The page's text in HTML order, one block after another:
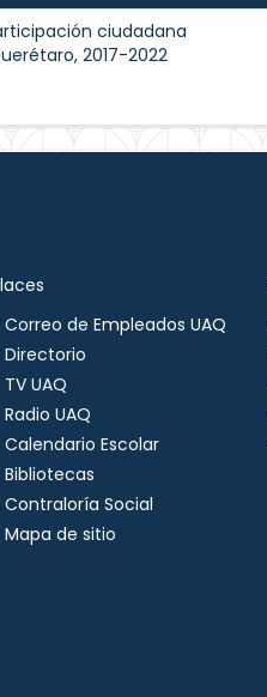
ciudadana
2017-2022
Correo de Empleados UAQ
Directorio
TV UAQ
Radio UAQ
Calendario Escolar
Bibliotecas
Contraloría Social
Mapa de sitio